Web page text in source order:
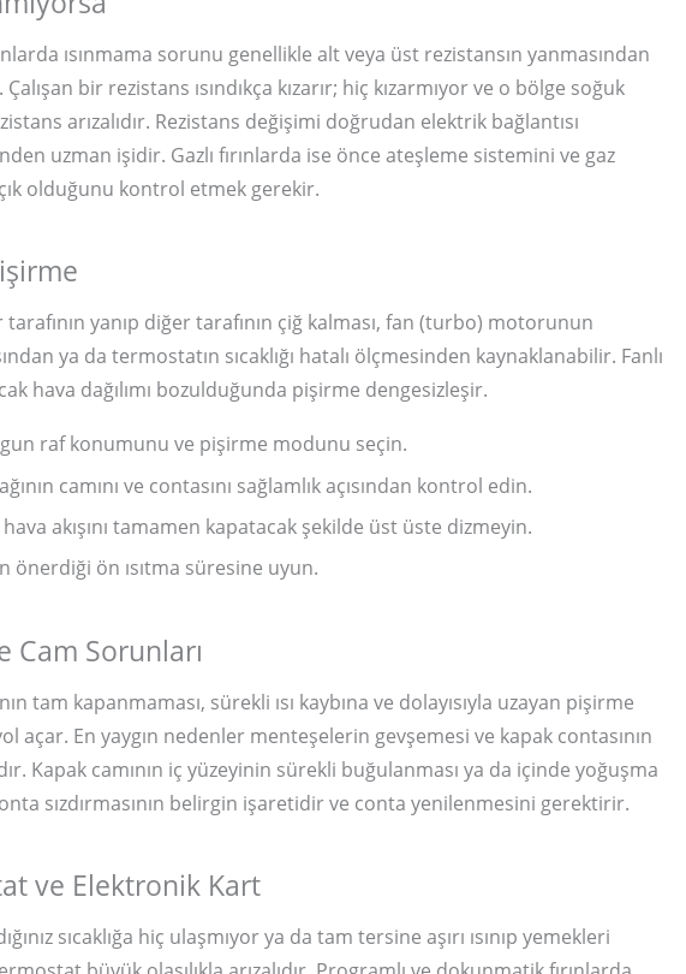
ısınmama sorunu genellikle alt veya üst rezistansın yanmasından
Çalışan bir rezistans ısındıkça kızarır; hiç kızarmıyor ve o bölge soğuk
arızalıdır. Rezistans değişimi doğrudan elektrik bağlantısı
uzman işidir. Gazlı fırınlarda ise önce ateşleme sistemini ve gaz
olduğunu kontrol etmek gerekir.
yanıp diğer tarafının çiğ kalması, fan (turbo) motorunun
ya da termostatın sıcaklığı hatalı ölçmesinden kaynaklanabilir. Fanlı
hava dağılımı bozulduğunda pişirme dengesizleşir.
raf konumunu ve pişirme modunu seçin.
camını ve contasını sağlamlık açısından kontrol edin.
akışını tamamen kapatacak şekilde üst üste dizmeyin.
önerdiği ön ısıtma süresine uyun.
Cam Sorunları
tam kapanmaması, sürekli ısı kaybına ve dolayısıyla uzayan pişirme
açar. En yaygın nedenler menteşelerin gevşemesi ve kapak contasının
Kapak camının iç yüzeyinin sürekli buğulanması ya da içinde yoğuşma
sızdırmasının belirgin işaretidir ve conta yenilenmesini gerektirir.
ve Elektronik Kart
sıcaklığa hiç ulaşmıyor ya da tam tersine aşırı ısınıp yemekleri